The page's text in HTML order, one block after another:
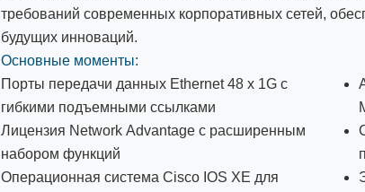
требований современных корпоративных сетей,
будущих инноваций.
Основные моменты:
Порты передачи данных Ethernet 48 x 1G с
гибкими подъемными ссылками
Лицензия Network Advantage с расширенным
набором функций
Операционная система Cisco IOS XE для